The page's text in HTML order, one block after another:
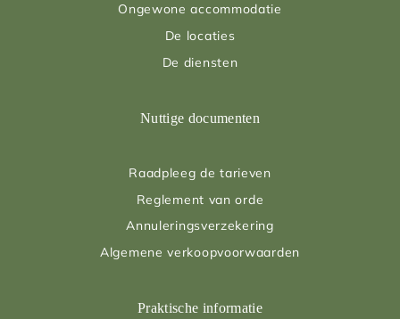
Ongewone accommodatie
De locaties
De diensten
Nuttige documenten
Raadpleeg de tarieven
Reglement van orde
Annuleringsverzekering
Algemene verkoopvoorwaarden
Praktische informatie